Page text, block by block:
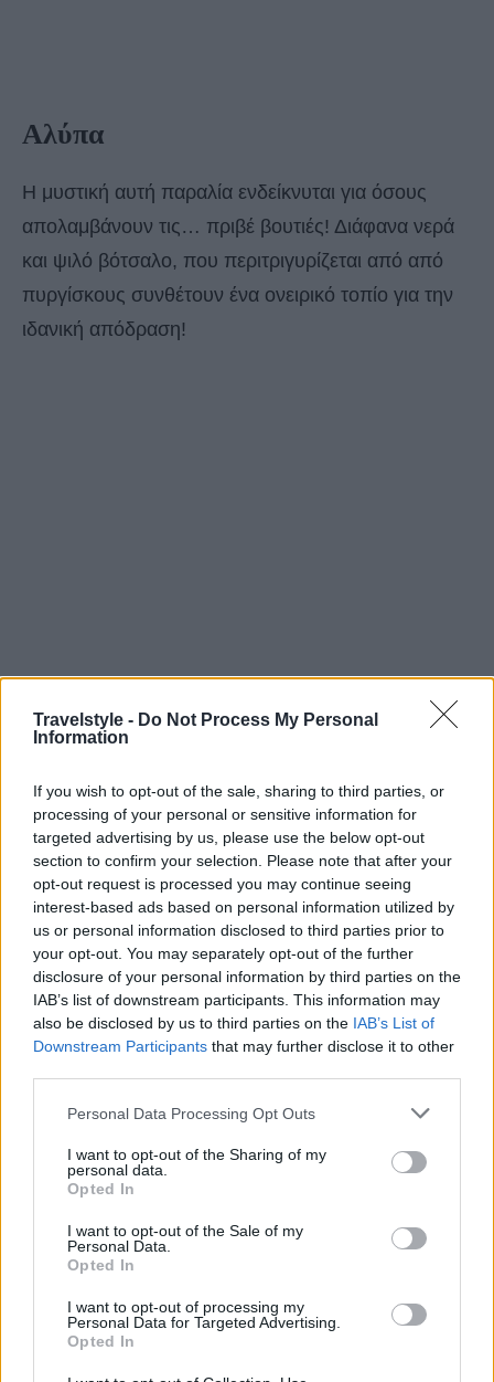
Travelstyle - Do Not Process My Personal
Information
If you wish to opt-out of the sale, sharing to third parties, or
processing of your personal or sensitive information for
targeted advertising by us, please use the below opt-out
section to confirm your selection. Please note that after your
opt-out request is processed you may continue seeing
interest-based ads based on personal information utilized by
us or personal information disclosed to third parties prior to
your opt-out. You may separately opt-out of the further
disclosure of your personal information by third parties on the
IAB’s list of downstream participants. This information may
also be disclosed by us to third parties on the IAB’s List of
Downstream Participants that may further disclose it to other
Please note that this website/app uses one or more Google
not limited to your visit or usage behaviour. You may click to
grant or deny consent to Google and its third-party tags to
use your data for below specified purposes in below Google
consent section.
Personal Data Processing Opt Outs
I want to opt-out of the Sharing of my
personal data.
Opted In
I want to opt-out of the Sale of my
Personal Data.
Opted In
I want to opt-out of processing my
Personal Data for Targeted Advertising.
Opted In
Αλύπα
Η μυστική αυτή παραλία ενδείκνυται για όσους
απολαμβάνουν τις… πριβέ βουτιές! Διάφανα νερά
και ψιλό βότσαλο, που περιτριγυρίζεται από από
πυργίσκους συνθέτουν ένα ονειρικό τοπίο για την
ιδανική απόδραση!
Κότρωνας
Οι ντόπιοι την αποκαλούν “Νησάκι”. Φημίζεται για
τα γαλαζοπράσινα νερά της που καθρεφτίζουν τα
δέντρα που την περιβάλλουν. Θα την συναντήσετε
κάπου ανάμεσα στον οικισμό του Κότρωνα και στο
χωριό Φλομοχώρι.